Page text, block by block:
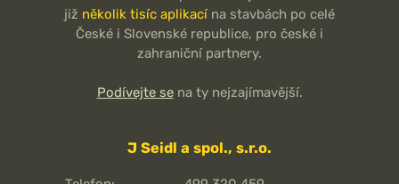
již několik tisíc aplikací na stavbách po celé
České i Slovenské republice, pro české i
zahraniční partnery.
Podívejte sena ty nejzajímavější.
J Seidl a spol., s.r.o.